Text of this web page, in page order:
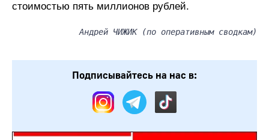
стоимостью пять миллионов рублей.
Андрей ЧИЖИК (по оперативным сводкам)
Подписывайтесь на нас в: